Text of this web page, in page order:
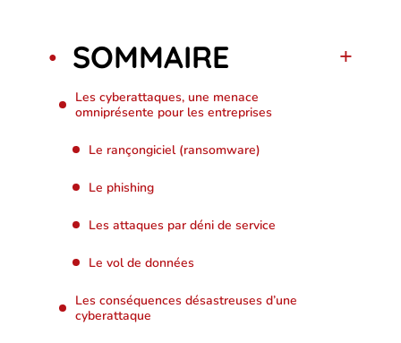
SOMMAIRE
Les cyberattaques, une menace
omniprésente pour les entreprises
Le rançongiciel (ransomware)
Le phishing
Les attaques par déni de service
Le vol de données
Les conséquences désastreuses d’une
cyberattaque